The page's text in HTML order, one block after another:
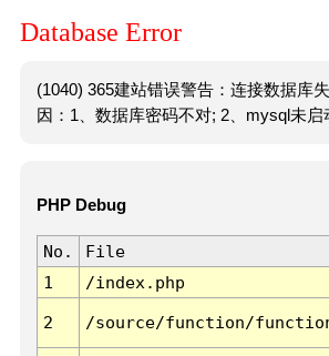
Database Error
(1040) 365建站错误警告：连接数据库
因：1、数据库密码不对; 2、mysql未启
PHP Debug
No. File
1
/index.php
2 /source/function/